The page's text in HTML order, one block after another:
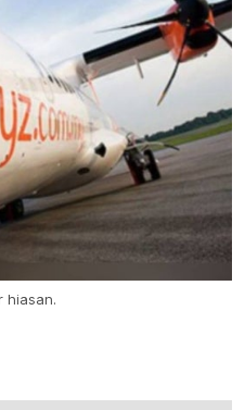
hiasan.